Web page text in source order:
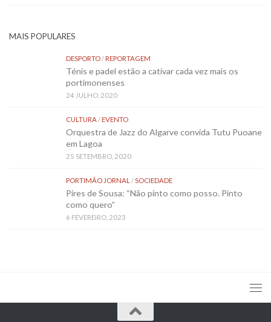
MAIS POPULARES
DESPORTO /REPORTAGEM
Ténis e padel estão a cativar cada vez mais os
portimonenses
24 JULHO, 2020
CULTURA /EVENTO
Orquestra de Jazz do Algarve convida Tutu Puoane
em Lagoa
25 SETEMBRO, 2020
PORTIMÃO JORNAL / SOCIEDADE
Pires de Sousa: “Não pinto como posso. Pinto
como quero”
6 FEVEREIRO, 2023